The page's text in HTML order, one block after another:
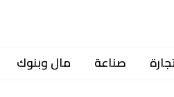
صناعة مال وبنوك